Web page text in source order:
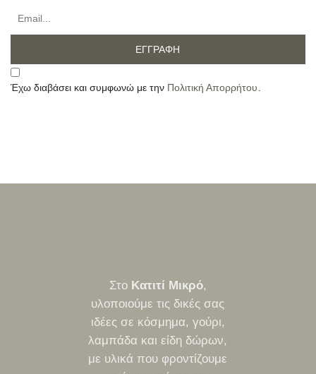
ΕΓΓΡΑΦΗ
Έχω διαβάσει και συμφωνώ με την Πολιτική Απορρήτου
Στο Κατιτί Μικρό,
υλοποιούμε τις δικές σας
ιδέες σε κόσμημα, γούρι,
λαμπάδα και είδη δώρων,
με υλικά που φροντίζουμε